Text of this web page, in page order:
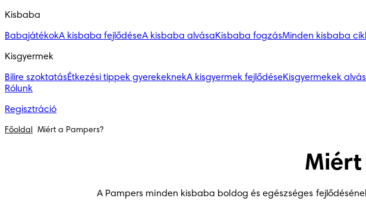
Kisbaba
BabajátékokA kisbaba fejlődéseA kisbaba alvásaKisbaba fogzásMinden kisbaba
Kisgyermek
Bilire szoktatásÉtkezési tippek gyerekeknekA kisgyermek fejlődéseKisgyermekek
Rólunk
Regisztráció
Főoldal Miért a Pampers?
Miért
A Pampers minden kisbaba boldog és egészséges